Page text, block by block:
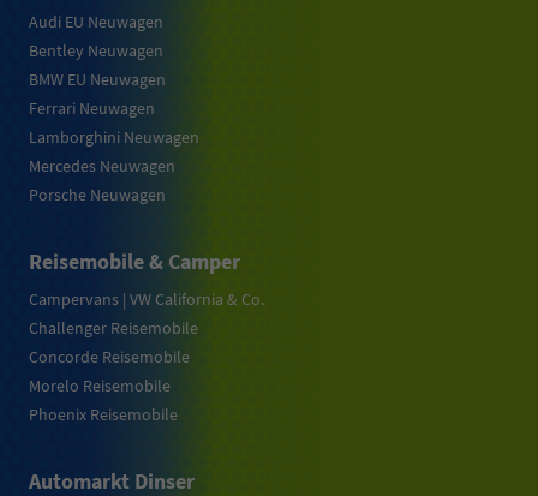
Audi EU Neuwagen
Bentley Neuwagen
BMW EU Neuwagen
Ferrari Neuwagen
Lamborghini Neuwagen
Mercedes Neuwagen
Porsche Neuwagen
Reisemobile & Camper
Campervans | VW California & Co.
Challenger Reisemobile
Concorde Reisemobile
Morelo Reisemobile
Phoenix Reisemobile
Automarkt Dinser